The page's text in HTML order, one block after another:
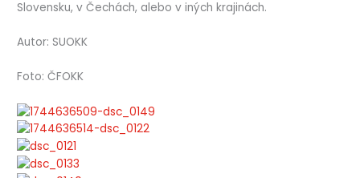
Slovensku, v Čechách, alebo v iných krajinách.
Autor: SUOKK
Foto: ČFOKK